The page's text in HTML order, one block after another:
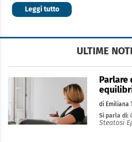
Leggi tutto
ULTIME
Parlare
di Emiliana
Si parla di:
Steatosi